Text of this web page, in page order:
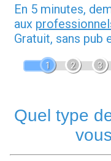
En 5 minutes,
aux
Gratuit, sans pub
1 2 3
Quel type